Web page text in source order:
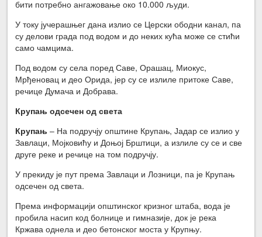
бити потребно ангажовање око 10.000 људи.
У току јучерашњег дана излио се Церски ободни канал, па
су делови града под водом и до неких кућа може се стићи
само чамцима.
Под водом су села поред Саве, Орашац, Миокус,
Мрђеновац и део Орида, јер су се излиле притоке Саве,
речице Думача и Добрава.
Крупањ одсечен од света
Крупањ – На подручју општине Крупањ, Јадар се излио у
Завлаци, Мојковићу и Доњој Брштици, а излиле су се и све
друге реке и речице на том подручју.
У прекиду је пут према Завлаци и Лозници, па је Крупањ
одсечен од света.
Према информацији општинског кризног штаба, вода је
пробила насип код болнице и гимназије, док је река
Кржава однела и део бетонског моста у Крупњу.